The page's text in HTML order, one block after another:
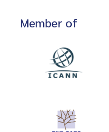
Member of